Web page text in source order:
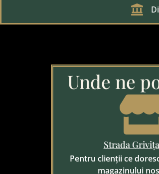
Unde ne
Strada
Pentru clienții ce
magazinului